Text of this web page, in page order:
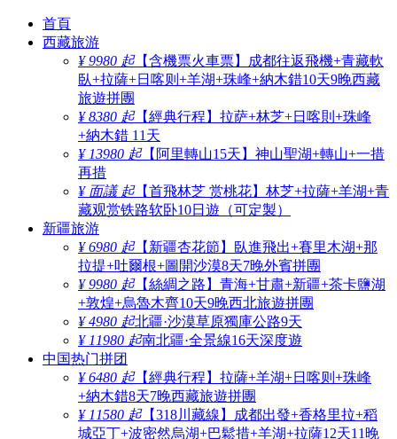
首頁
西藏旅游
¥ 9980 起【含機票火車票】成都往返飛機+青藏軟
臥+拉薩+日喀则+羊湖+珠峰+納木錯10天9晚西藏
旅遊拼團
¥ 8380 起【經典行程】拉萨+林芝+日喀則+珠峰
+納木錯 11天
¥ 13980 起【阿里轉山15天】神山聖湖+轉山+一措
再措
¥ 面議 起【首飛林芝 赏桃花】林芝+拉薩+羊湖+青
藏观赏铁路软卧10日遊（可定製）
新疆旅游
¥ 6980 起【新疆杏花節】臥進飛出+賽里木湖+那
拉提+吐爾根+圖開沙漠8天7晚外賓拼團
¥ 9980 起【絲綢之路】青海+甘肅+新疆+茶卡鹽湖
+敦煌+烏魯木齊10天9晚西北旅遊拼團
¥ 4980 起北疆·沙漠草原獨庫公路9天
¥ 11980 起南北疆·全景線16天深度遊
中国热门拼团
¥ 6480 起【經典行程】拉薩+羊湖+日喀则+珠峰
+納木錯8天7晚西藏旅遊拼團
¥ 11580 起【318川藏線】成都出發+香格里拉+稻
城亞丁+波密然烏湖+巴鬆措+羊湖+拉薩12天11晚